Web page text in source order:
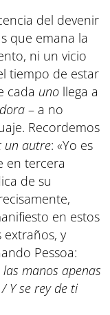
del devenir
que emana la
ni un vicio
tiempo de estar
cada uno llega a
– a no
Recordemos
un autre: «Yo es
en tercera
de su
en estos
extraños, y
Pessoa:
manos apenas
Y se rey de ti